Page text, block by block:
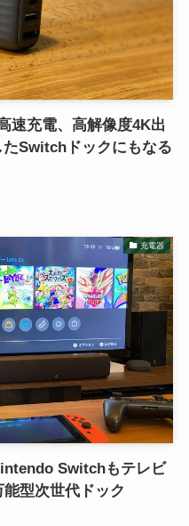
速充電、高解像度4K出
Switchドックにもなる
充電器
Switchもテレビ
型次世代ドック